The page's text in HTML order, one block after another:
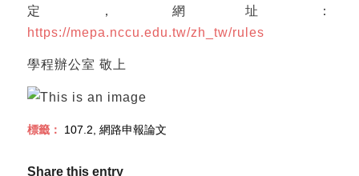
定，網址：
https://mepa.nccu.edu.tw/zh_tw/rules
學程辦公室 敬上
標籤： 107.2 網路申報論文
Share this entry